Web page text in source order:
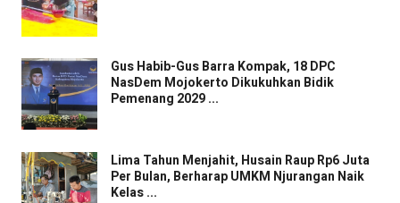
Gus Habib-Gus Barra Kompak, 18 DPC
NasDem Mojokerto Dikukuhkan Bidik
Pemenang 2029 ...
Lima Tahun Menjahit, Husain Raup Rp6 Juta
Per Bulan, Berharap UMKM Njurangan Naik
Kelas ...